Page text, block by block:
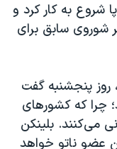
شروع به کار کرد و
شوروی سابق برای
روز پنجشنبه گفت
چرا که کشورهای
می‌کنند. بلینکن
عضو ناتو خواهد